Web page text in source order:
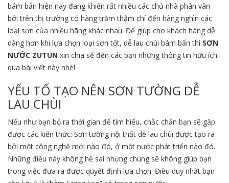
bám bẩn hiện nay đang khiến rất nhiều các chủ nhà phân vân
bởi trên thị trường có hàng trăm thậm chí đến hàng nghìn các
loại sơn của nhiều hãng khác nhau. Để giúp cho khách hàng dễ
dàng hơn khi lựa chọn loại sơn tốt, dễ lau chùi bám bẩn thì SƠN
NƯỚC ZUTUN xin chia sẻ đến các bạn những thông tin hữu ích
qua bài viết này nhé!
YẾU TỐ TẠO NÊN SƠN TƯỜNG DỄ
LAU CHÙI
Nếu như bạn bỏ ra thời gian để tìm hiểu, chắc chắn bạn sẽ gặp
được các kiến thức: Sơn tường nội thất dễ lau chùi được tạo ra
bởi một công nghệ mới nào đó, ở một nước phát triển nào đó.
Những điều này không hề sai nhưng chúng sẽ không giúp bạn
trong việc đưa ra được quyết định lựa chọn. Điều duy nhất bạn